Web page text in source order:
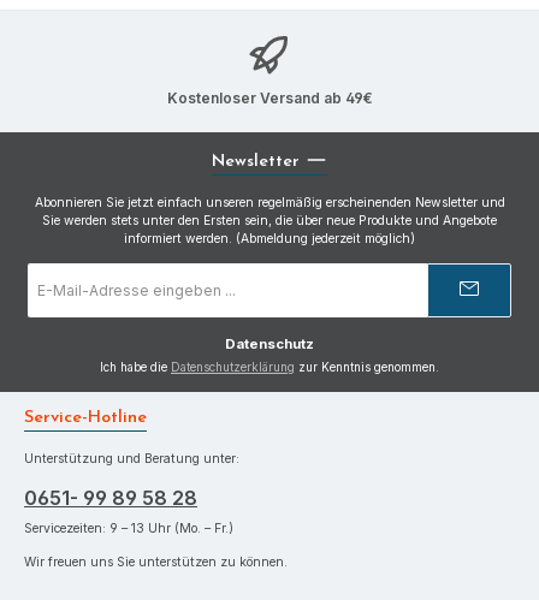
Kostenloser Versand ab 49€
Newsletter
Abonnieren Sie jetzt einfach unseren regelmäßig erscheinenden Newsletter und
Sie werden stets unter den Ersten sein, die über neue Produkte und Angebote
informiert werden. (Abmeldung jederzeit möglich)
Mail-
Datenschutz
Ich habe die Datenschutzerklärung zur Kenntnis genommen.
Service-Hotline
Unterstützung und Beratung unter:
0651- 99 89 58 28
Servicezeiten: 9 – 13 Uhr (Mo. – Fr.)
Wir freuen uns Sie unterstützen zu können.